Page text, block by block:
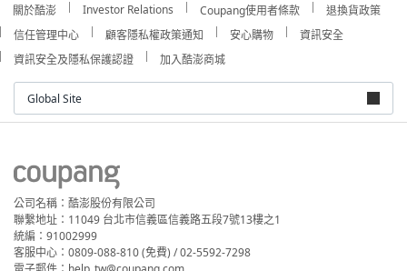
關於酷澎 Investor Relations Coupang使用者條款
退換貨政策
信任管理中心
顧客隱私權政策通知 安心購物
資訊安全
資訊安全及隱私保護認證
加入酷澎商城
Global Site
公司名稱：酷澎股份有限公司
聯繫地址：11049 台北市信義區信義路五段7號13樓之1
統編：91002999
客服中心：0809-088-810 (免費) / 02-5592-7298